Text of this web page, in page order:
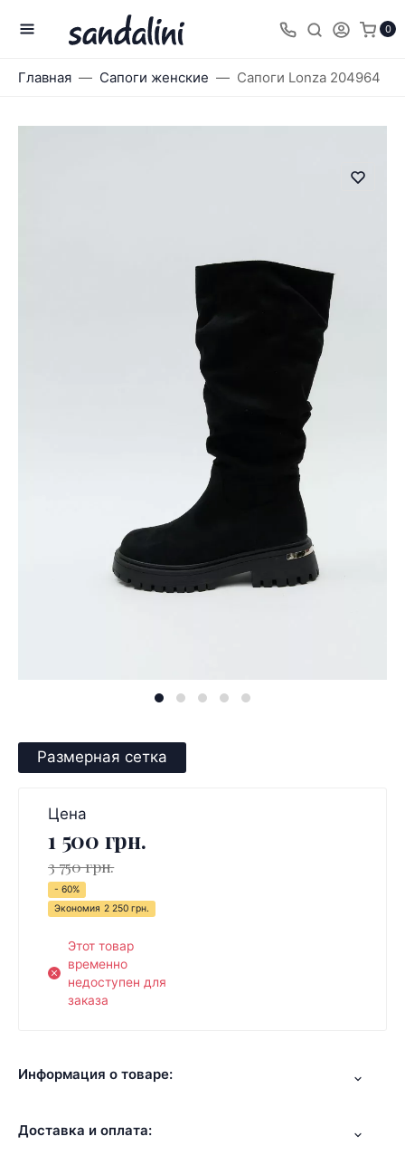
0
Главная Сапоги женские Сапоги Lonza 204964
Размерная сетка
Цена
1 500 грн.
3 750 грн.
- 60%
Экономия 2 250 грн.
Этот товар
временно
недоступен для
заказа
Информация о товаре:
Доставка и оплата: